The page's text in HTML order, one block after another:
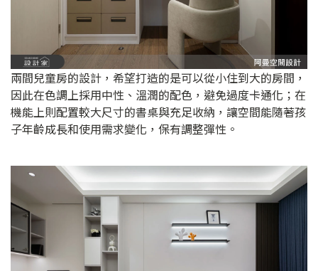
兩間兒童房的設計，希望打造的是可以從小住到大的房間，
因此在色調上採用中性、溫潤的配色，避免過度卡通化；在
機能上則配置較大尺寸的書桌與充足收納，讓空間能隨著孩
子年齡成長和使用需求變化，保有調整彈性。